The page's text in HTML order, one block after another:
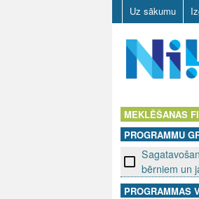
Uz sākumu
D
MEKLĒŠANAS
PROGRAMMU
bērniem un
PROGRAMMAS